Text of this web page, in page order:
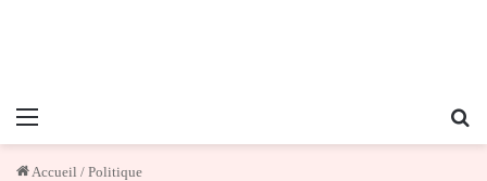
Menu
Accueil / Politique